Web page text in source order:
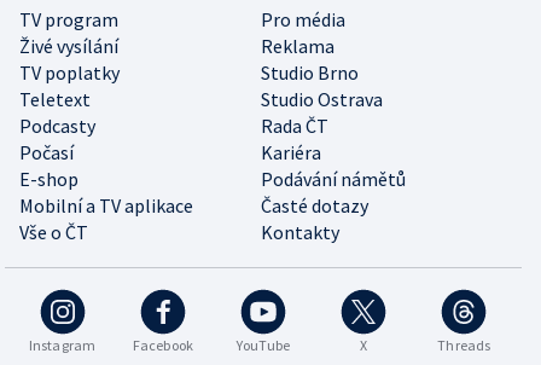
TV program
Pro média
Živé vysílání
Reklama
TV poplatky
Studio Brno
Teletext
Studio Ostrava
Podcasty
Rada ČT
Počasí
Kariéra
E-shop
Podávání námětů
Mobilní a TV aplikace
Časté dotazy
Vše o ČT
Kontakty
Instagram Facebook YouTube X Threads